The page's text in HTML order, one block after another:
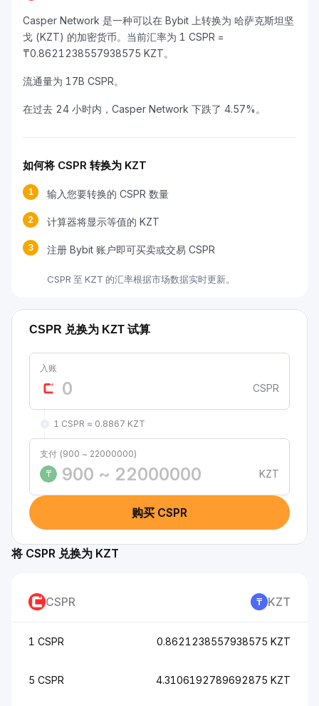
Casper Network 是一种可以在 Bybit 上转换为 哈萨克斯坦坚
戈 (KZT) 的加密货币。当前汇率为 1 CSPR =
₸0.8621238557938575 KZT。
流通量为 17B CSPR。
在过去 24 小时内，Casper Network 下跌了 4.57%。
如何将 CSPR 转换为 KZT
1 输入您要转换的 CSPR 数量
2 计算器将显示等值的 KZT
3 注册 Bybit 账户即可买卖或交易 CSPR
CSPR 至 KZT 的汇率根据市场数据实时更新。
CSPR 兑换为 KZT 试算
入账
CSPR
1 CSPR ≈ 0.8867 KZT
支付 (900 ~ 22000000)
₸
KZT
购买 CSPR
将 CSPR 兑换为 KZT
CSPR KZT
1 CSPR 0.8621238557938575 KZT
5 CSPR 4.3106192789692875 KZT